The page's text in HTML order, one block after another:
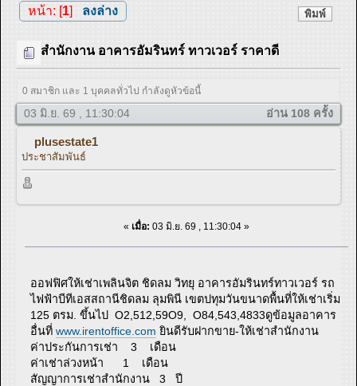
พิมพ์
หน้า: [1] ลงล่าง
สำนักงาน อาคารอัมรินทร์ ทาวเวอร์ ราคาดี
0 สมาชิก และ 1 บุคคลทั่วไป กำลังดูหัวข้อนี้
03 มิ.ย. 69 , 11:30:04 อ่าน 108 ครั้ง
plusestate1
ประชาสัมพันธ์
« เมื่อ: 03 มิ.ย. 69 , 11:30:04 »
ออฟฟิศให้เช่าเพลินจิต ชิดลม วิทยุ อาคารอัมรินทร์ทาวเวอร์ รถ
ไฟฟ้าบีทีเอสสถานีชิดลม ลุมพินี เขตปทุมวันขนาดพื้นที่ให้เช่าเริ่ม
125 ตรม. ขึ้นไป O2,512,59O9, O84,543,4833ดูข้อมูลอาคาร
อื่นที่www.irentoffice.com ยินดีรับฝากขาย-ให้เช่าสำนักงาน
ค่าประกันการเช่า 3 เดือน
ค่าเช่าล่วงหน้า 1 เดือน
สัญญาการเช่าสำนักงาน 3 ปี